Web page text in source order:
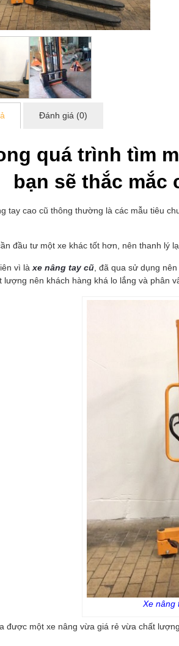
Đánh giá (0)
quá trình tìm
bạn sẽ thắc mắc
tay cao cũ thông thường là các mẫu tiêu
đầu tư một xe khác tốt hơn, nên thanh lý
vì là xe nâng tay cũ, đã qua sử dụng
lượng nên khách hàng khá lo lắng và phân
Xe nâng
được một xe nâng vừa giá rẻ vừa chất